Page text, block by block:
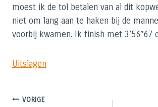
moest ik de tol betalen van al dit
niet om lang aan te haken bij de
voorbij kwamen. Ik finish met 3’56″67
Uitslagen
Bericht
VORIGE